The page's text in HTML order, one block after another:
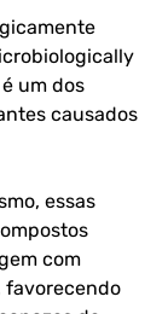
um dos
causados
essas
com
favorecendo